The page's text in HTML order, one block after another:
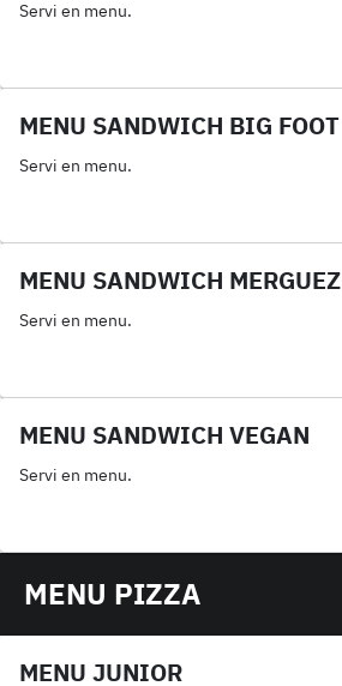
Servi en menu.
MENU SANDWICH BIG FOOT
Servi en menu.
MENU SANDWICH MERGUEZ
Servi en menu.
MENU SANDWICH VEGAN
Servi en menu.
MENU PIZZA
MENU JUNIOR